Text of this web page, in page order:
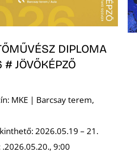
DIPLOMA
JÖVŐKÉPZŐ
MKE | Barcsay terem,
2026.05.19 – 21.
.2026.05.20., 9:00